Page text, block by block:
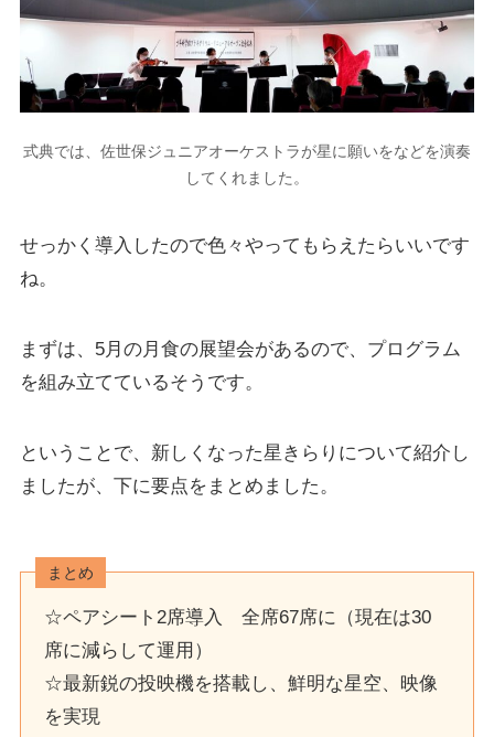
式典では、佐世保ジュニアオーケストラが星に願いをなどを演奏
してくれました。
せっかく導入したので色々やってもらえたらいいです
ね。
まずは、 5月の月食の展望会があるので、プログラム
を組み立てているそうです。
ということで、新しくなった星きらりについて紹介し
ましたが、下に要点をまとめました。
まとめ
☆ペアシート2席導入 全席67席に（現在は30
席に減らして運用）
☆最新鋭の投映機を搭載し、鮮明な星空、映像
を実現